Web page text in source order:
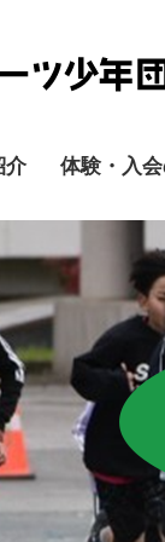
介 体験・入